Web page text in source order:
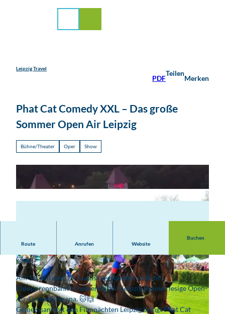
Leipzig Travel
PDF
Teilen
Merken
Phat Cat Comedy XXL – Das große
Sommer Open Air Leipzig
Bühne/Theater Oper Show
Route Anrufen Website
Buchen
🐱🔥
Am 16. Juli und 13. August verwandelt sich die
Galopprennbahn Scheibenholz in Leipzig in eine riesige Open-
Air-Comedy-Arena. 🐱🙌
Gemeinsam mit den Filmnächten Leipzig bringt Phat Cat